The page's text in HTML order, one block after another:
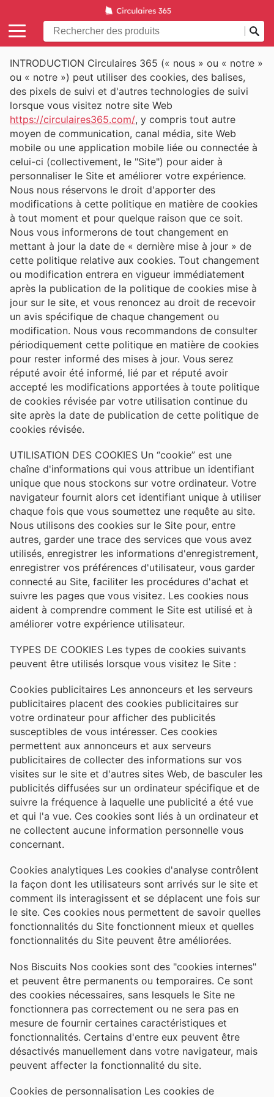
INTRODUCTION Circulaires 365 (« nous » ou « notre »
ou « notre ») peut utiliser des cookies, des balises,
des pixels de suivi et d'autres technologies de suivi
lorsque vous visitez notre site Web
https://circulaires365.com/, y compris tout autre
moyen de communication, canal média, site Web
mobile ou une application mobile liée ou connectée à
celui-ci (collectivement, le "Site") pour aider à
personnaliser le Site et améliorer votre expérience.
Nous nous réservons le droit d'apporter des
modifications à cette politique en matière de cookies
à tout moment et pour quelque raison que ce soit.
Nous vous informerons de tout changement en
mettant à jour la date de « dernière mise à jour » de
cette politique relative aux cookies. Tout changement
ou modification entrera en vigueur immédiatement
après la publication de la politique de cookies mise à
jour sur le site, et vous renoncez au droit de recevoir
un avis spécifique de chaque changement ou
modification. Nous vous recommandons de consulter
périodiquement cette politique en matière de cookies
pour rester informé des mises à jour. Vous serez
réputé avoir été informé, lié par et réputé avoir
accepté les modifications apportées à toute politique
de cookies révisée par votre utilisation continue du
site après la date de publication de cette politique de
cookies révisée.
UTILISATION DES COOKIES Un “cookie” est une
chaîne d'informations qui vous attribue un identifiant
unique que nous stockons sur votre ordinateur. Votre
navigateur fournit alors cet identifiant unique à utiliser
chaque fois que vous soumettez une requête au site.
Nous utilisons des cookies sur le Site pour, entre
autres, garder une trace des services que vous avez
utilisés, enregistrer les informations d'enregistrement,
enregistrer vos préférences d'utilisateur, vous garder
connecté au Site, faciliter les procédures d'achat et
suivre les pages que vous visitez. Les cookies nous
aident à comprendre comment le Site est utilisé et à
améliorer votre expérience utilisateur.
TYPES DE COOKIES Les types de cookies suivants
peuvent être utilisés lorsque vous visitez le Site :
Cookies publicitaires Les annonceurs et les serveurs
publicitaires placent des cookies publicitaires sur
votre ordinateur pour afficher des publicités
susceptibles de vous intéresser. Ces cookies
permettent aux annonceurs et aux serveurs
publicitaires de collecter des informations sur vos
visites sur le site et d'autres sites Web, de basculer les
publicités diffusées sur un ordinateur spécifique et de
suivre la fréquence à laquelle une publicité a été vue
et qui l'a vue. Ces cookies sont liés à un ordinateur et
ne collectent aucune information personnelle vous
concernant.
Cookies analytiques Les cookies d'analyse contrôlent
la façon dont les utilisateurs sont arrivés sur le site et
comment ils interagissent et se déplacent une fois sur
le site. Ces cookies nous permettent de savoir quelles
fonctionnalités du Site fonctionnent mieux et quelles
fonctionnalités du Site peuvent être améliorées.
Nos Biscuits Nos cookies sont des "cookies internes"
et peuvent être permanents ou temporaires. Ce sont
des cookies nécessaires, sans lesquels le Site ne
fonctionnera pas correctement ou ne sera pas en
mesure de fournir certaines caractéristiques et
fonctionnalités. Certains d'entre eux peuvent être
désactivés manuellement dans votre navigateur, mais
peuvent affecter la fonctionnalité du site.
Cookies de personnalisation Les cookies de